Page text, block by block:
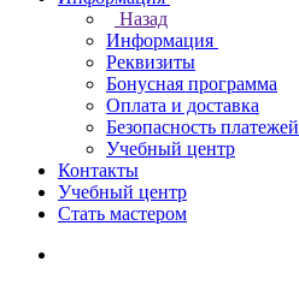
Назад
Информация
Реквизиты
Бонусная программа
Оплата и доставка
Безопасность платежей
Учебный центр
Контакты
Учебный центр
Стать мастером